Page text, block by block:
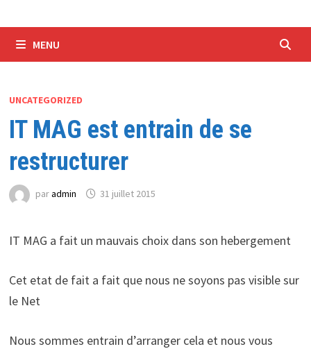
MENU
UNCATEGORIZED
IT MAG est entrain de se
restructurer
paradmin 31 juillet 2015
IT MAG a fait un mauvais choix dans son hebergement
Cet etat de fait a fait que nous ne soyons pas visible sur
le Net
Nous sommes entrain d’arranger cela et nous vous